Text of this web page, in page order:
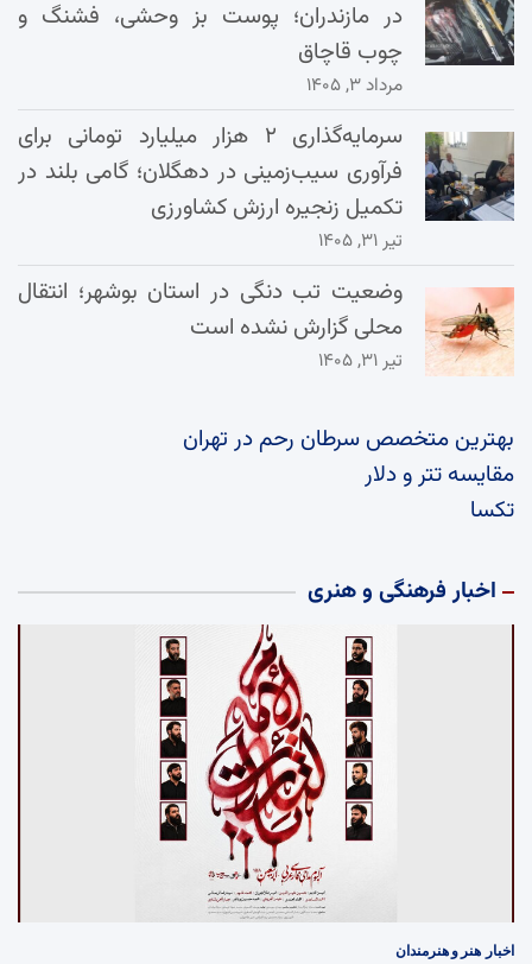
در مازندران؛ پوست بز وحشی، فشنگ و
چوب قاچاق
مرداد ۳, ۱۴۰۵
سرمایه‌گذاری ۲ هزار میلیارد تومانی برای
فرآوری سیب‌زمینی در دهگلان؛ گامی بلند در
تکمیل زنجیره ارزش کشاورزی
تیر ۳۱, ۱۴۰۵
وضعیت تب دنگی در استان بوشهر؛ انتقال
محلی گزارش نشده است
تیر ۳۱, ۱۴۰۵
بهترین متخصص سرطان رحم در تهران
مقایسه تتر و دلار
تکسا
اخبار فرهنگی و هنری
اخبار هنر و هنرمندان